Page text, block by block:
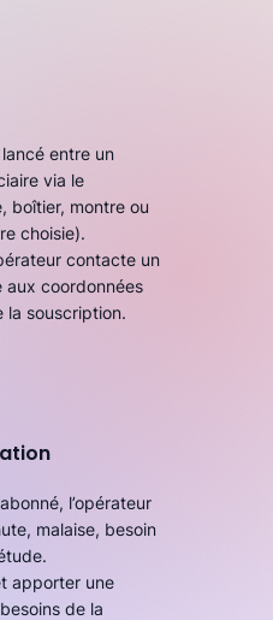
entre un
via le
boîtier, montre ou
choisie).
contacte un
aux coordonnées
la souscription.
l’opérateur
malaise, besoin
apporter une
de la